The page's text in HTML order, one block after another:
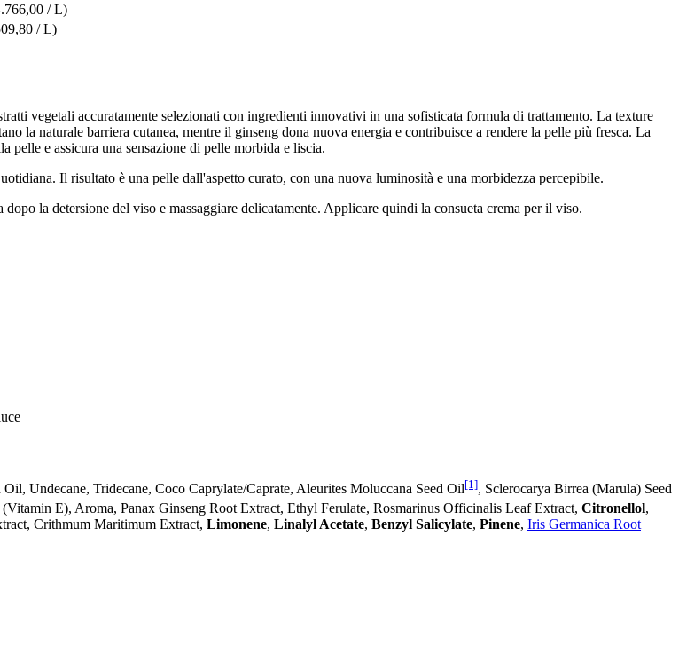
/ L)
/ L)
vegetali accuratamente selezionati con ingredienti innovativi in una sofisticata formula di trattamento. La texture
la naturale barriera cutanea, mentre il ginseng dona nuova energia e contribuisce a rendere la pelle più fresca. La
pelle e assicura una sensazione di pelle morbida e liscia.
Il risultato è una pelle dall'aspetto curato, con una nuova luminosità e una morbidezza percepibile.
la detersione del viso e massaggiare delicatamente. Applicare quindi la consueta crema per il viso.
Undecane, Tridecane, Coco Caprylate/Caprate, Aleurites Moluccana Seed Oil[1], Sclerocarya Birrea (Marula) Seed
E), Aroma, Panax Ginseng Root Extract, Ethyl Ferulate, Rosmarinus Officinalis Leaf Extract, Citronellol,
Crithmum Maritimum Extract, Limonene, Linalyl Acetate, Benzyl Salicylate, Pinene, Iris Germanica Root